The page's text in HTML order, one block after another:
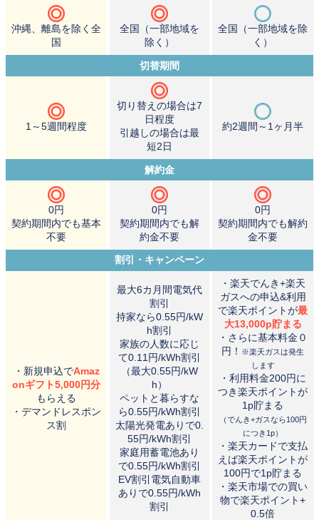
切替期間
解約金
割引・キャンペーン
沖縄、離島を除く全
国
1～5週間程度
0円
契約期間内でも基本
不要
・新規申込でAmaz
onギフト5,000円分
もらえる
・デマンドレスポン
ス割
全国（一部地域を
除く）
切り替えの場合は7
日程度
引越しの場合は最
短2日
0円
契約期間内でも解
約金不要
最大6カ月間電気代
割引
持家なら0.55円/kW
h割引
家族の人数に応じ
て0.11円/kWh割引
（最大0.55円/kW
h）
ペットと暮らすな
ら0.55円/kWh割引
太陽光発電ありで0.
55円/kWh割引
家庭用蓄電池あり
で0.55円/kWh割引
EV割引電気自動車
ありで0.55円/kWh
割引
全国（一部地域を除
く）
約2週間～1ヶ月半
0円
契約期間内でも解約
金不要
・楽天でんき+楽天
ガスへの申込&利用
で楽天ポイントが最
大13,000p貯まる
・さらに基本料金０
円！ ※楽天ガスは発生
します
・利用料金200円に
つき楽天ポイントが
1p貯まる
（でんき+ガスなら100円
につき1p）
・楽天カードで支払
えば楽天ポイントが
100円で1p貯まる
・楽天市場での買い
物で楽天ポイント+
0.5倍